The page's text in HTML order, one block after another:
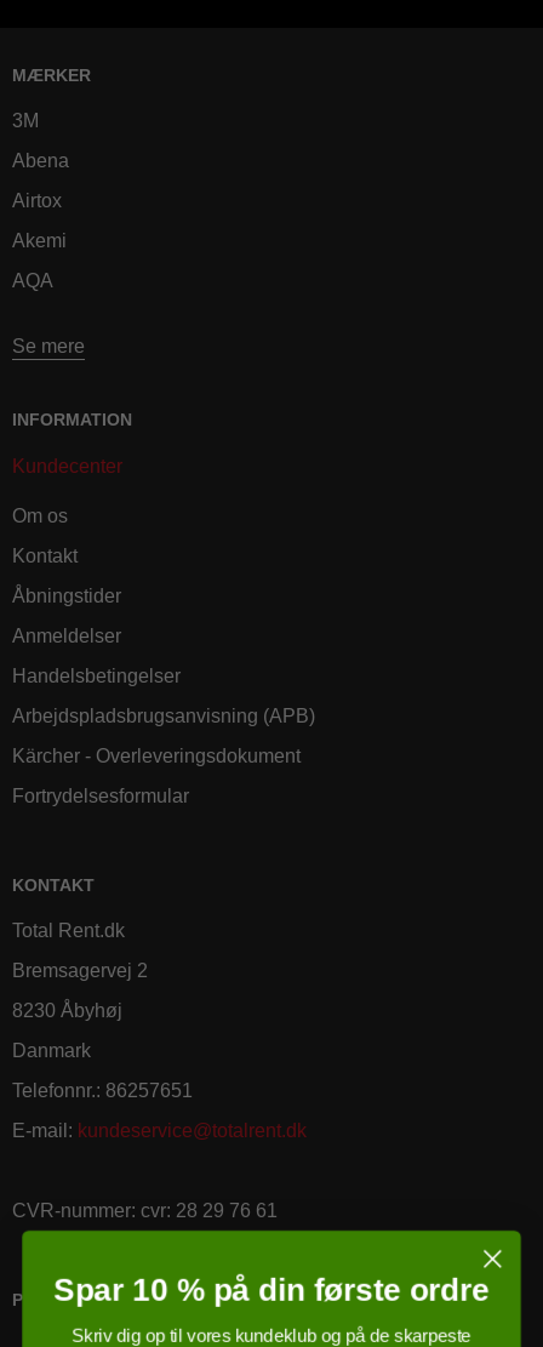
MÆRKER
3M
Abena
Airtox
Akemi
AQA
Se mere
INFORMATION
Kundecenter
Om os
Kontakt
Åbningstider
Anmeldelser
Handelsbetingelser
Arbejdspladsbrugsanvisning (APB)
Kärcher - Overleveringsdokument
Fortrydelsesformular
KONTAKT
Total Rent.dk
Bremsagervej 2
8230 Åbyhøj
Danmark
Telefonnr.: 86257651
E-mail : kundeservice@totalrent.dk
CVR-nummer: cvr: 28 29 76 61
PRICERUNNER KØBSGARANTI
Spar 10 % på din første ordre
Skriv dig op til vores kundeklub og på de skarpeste